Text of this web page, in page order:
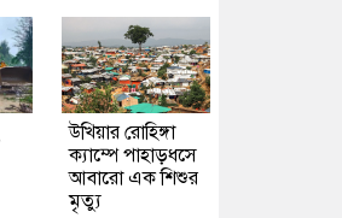
উখিয়ার রোহিঙ্গা
ক্যাম্পে পাহাড়ধসে
আবারো এক শিশুর
মৃত্যু